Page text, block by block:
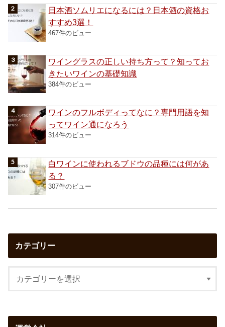
日本酒ソムリエになるには？日本酒の資格お
すすめ3選！
467件のビュー
ワイングラスの正しい持ち方って？知ってお
きたいワインの基礎知識
384件のビュー
ワインのフルボディってなに？専門用語を知
ってワイン通になろう
314件のビュー
白ワインに使われるブドウの品種には何があ
る？
307件のビュー
カテゴリー